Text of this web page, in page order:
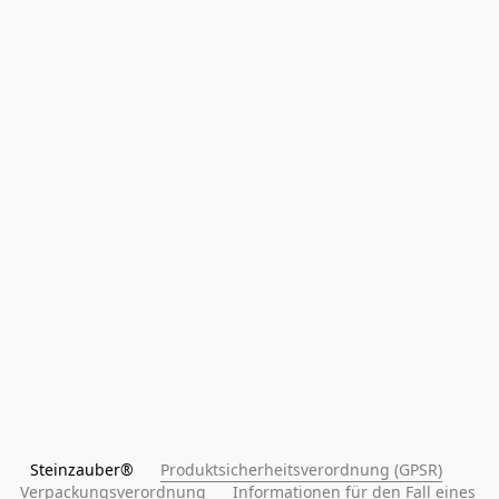
Steinzauber® Produktsicherheitsverordnung (GPSR)
Verpackungsverordnung
Informationen für den Fall eines